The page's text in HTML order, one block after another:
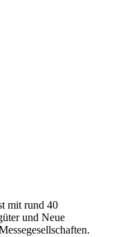
mit rund 40
und Neue